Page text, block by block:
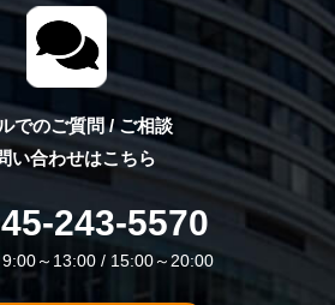
でのご質問 / ご相談
い合わせはこちら
243-5570
～13:00 / 15:00～20:00